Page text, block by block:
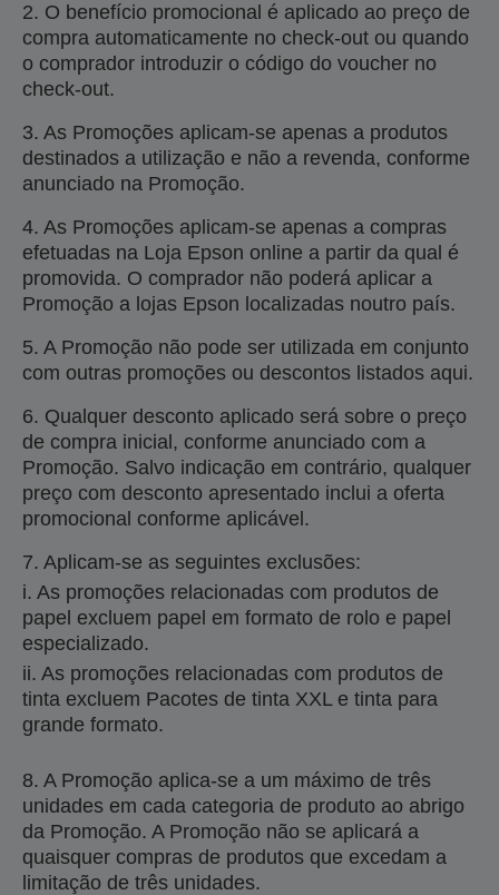
2. O benefício promocional é aplicado ao preço de
compra automaticamente no check-out ou quando
o comprador introduzir o código do voucher no
check-out.
3. As Promoções aplicam-se apenas a produtos
destinados a utilização e não a revenda, conforme
anunciado na Promoção.
4. As Promoções aplicam-se apenas a compras
efetuadas na Loja Epson online a partir da qual é
promovida. O comprador não poderá aplicar a
Promoção a lojas Epson localizadas noutro país.
5. A Promoção não pode ser utilizada em conjunto
com outras promoções ou descontos listados aqui.
6. Qualquer desconto aplicado será sobre o preço
de compra inicial, conforme anunciado com a
Promoção. Salvo indicação em contrário, qualquer
preço com desconto apresentado inclui a oferta
promocional conforme aplicável.
7. Aplicam-se as seguintes exclusões:
i. As promoções relacionadas com produtos de
papel excluem papel em formato de rolo e papel
especializado.
ii. As promoções relacionadas com produtos de
tinta excluem Pacotes de tinta XXL e tinta para
grande formato.
8. A Promoção aplica-se a um máximo de três
unidades em cada categoria de produto ao abrigo
da Promoção. A Promoção não se aplicará a
quaisquer compras de produtos que excedam a
limitação de três unidades.